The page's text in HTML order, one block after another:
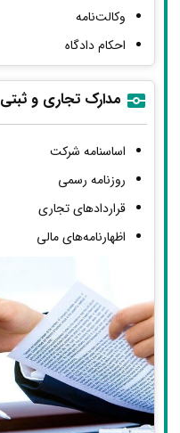
وکالت‌نامه
احکام دادگاه
مدارک تجاری و ثبتی
اساسنامه شرکت
روزنامه رسمی
قراردادهای تجاری
اظهارنامه‌های مالی